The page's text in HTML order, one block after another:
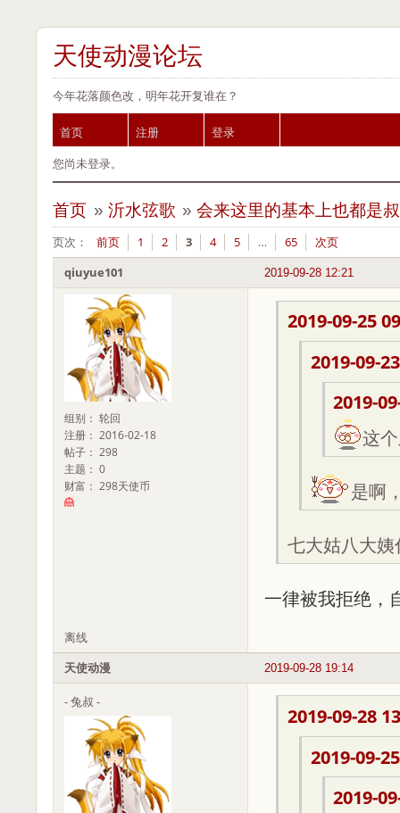
天使动漫论坛
今年花落颜色改，明年花开复谁在？
首页 注册
登录
您尚未登录。
首页 » 沂水弦歌 »会来这里的基本上也都是
页次： 前页 1 2 3 4 5 … 65 次页
2019-09-28 12:21
qiuyue101
组别： 轮回
注册： 2016-02-18
帖子： 298
主题： 0
财富： 298天使币
2019-09-25
2019-09-
2019-
这
是啊
七大姑八大
一律被我拒绝，
离线
2019-09-28 19:14
天使动漫
- 兔叔 -
2019-09-28
2019-09-
2019-